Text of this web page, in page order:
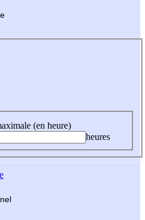
(en heure)
heures